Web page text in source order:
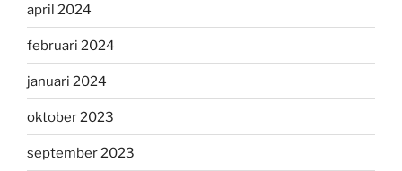
april 2024
februari 2024
januari 2024
oktober 2023
september 2023